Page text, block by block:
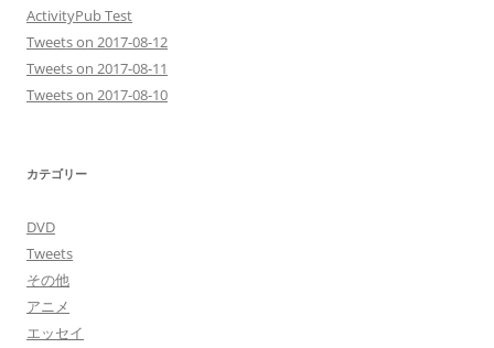
ActivityPub Test
Tweets on 2017-08-12
Tweets on 2017-08-11
Tweets on 2017-08-10
カテゴリー
DVD
Tweets
その他
アニメ
エッセイ